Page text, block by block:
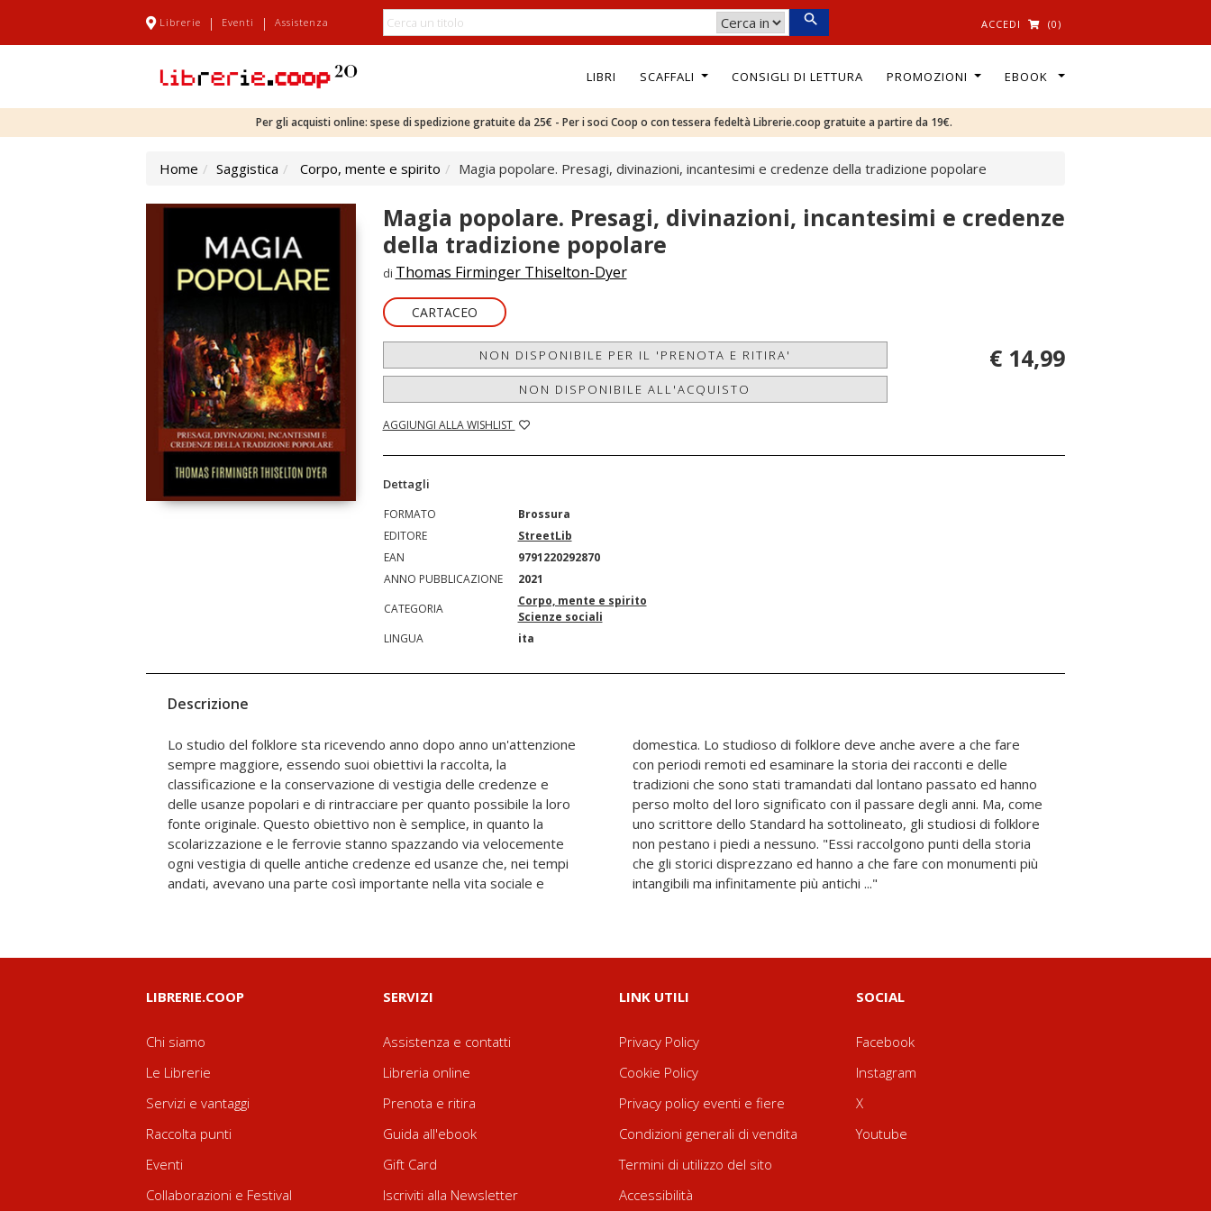
Librerie | Eventi | Assistenza ACCEDI (0)
LIBRI SCAFFALI CONSIGLI DI LETTURA PROMOZIONI EBOOK
Per gli acquisti online: spese di spedizione gratuite da 25€ - Per i soci Coop o con tessera fedeltà Librerie.coop gratuite a partire da 19€.
Home Saggistica Corpo, mente e spirito Magia popolare. Presagi, divinazioni, incantesimi e credenze della tradizione popolare
Magia popolare. Presagi, divinazioni, incantesimi e credenze
della tradizione popolare
di Thomas Firminger Thiselton-Dyer
CARTACEO
NON DISPONIBILE PER IL 'PRENOTA E RITIRA'
NON DISPONIBILE ALL'ACQUISTO
AGGIUNGI ALLA WISHLIST
€ 14,99
Dettagli
FORMATO
Brossura
EDITORE
StreetLib
EAN
9791220292870
ANNO PUBBLICAZIONE
2021
CATEGORIA
Corpo, mente e spirito
Scienze sociali
LINGUA
ita
Descrizione
Lo studio del folklore sta ricevendo anno dopo anno un'attenzione
sempre maggiore, essendo suoi obiettivi la raccolta, la
classificazione e la conservazione di vestigia delle credenze e
delle usanze popolari e di rintracciare per quanto possibile la loro
fonte originale. Questo obiettivo non è semplice, in quanto la
scolarizzazione e le ferrovie stanno spazzando via velocemente
ogni vestigia di quelle antiche credenze ed usanze che, nei tempi
andati, avevano una parte così importante nella vita sociale e
domestica. Lo studioso di folklore deve anche avere a che fare
con periodi remoti ed esaminare la storia dei racconti e delle
tradizioni che sono stati tramandati dal lontano passato ed hanno
perso molto del loro significato con il passare degli anni. Ma, come
uno scrittore dello Standard ha sottolineato, gli studiosi di folklore
non pestano i piedi a nessuno. "Essi raccolgono punti della storia
che gli storici disprezzano ed hanno a che fare con monumenti più
intangibili ma infinitamente più antichi ..."
LIBRERIE.COOP
Chi siamo
Le Librerie
Servizi e vantaggi
Raccolta punti
Eventi
Collaborazioni e Festival
SERVIZI
Assistenza e contatti
Libreria online
Prenota e ritira
Guida all'ebook
Gift Card
Iscriviti alla Newsletter
LINK UTILI
Privacy Policy
Cookie Policy
Privacy policy eventi e fiere
Condizioni generali di vendita
Termini di utilizzo del sito
Accessibilità
SOCIAL
Facebook
Instagram
X
Youtube